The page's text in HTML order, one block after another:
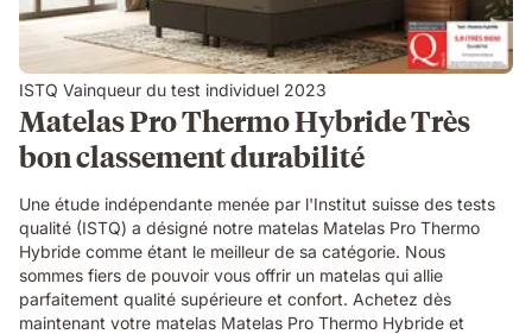
ISTQ Vainqueur du test individuel 2023
Matelas Pro Thermo Hybride Très
bon classement durabilité
Une étude indépendante menée par l'Institut suisse des tests
qualité (ISTQ) a désigné notre matelas Matelas Pro Thermo
Hybride comme étant le meilleur de sa catégorie. Nous
sommes fiers de pouvoir vous offrir un matelas qui allie
parfaitement qualité supérieure et confort. Achetez dès
maintenant votre matelas Matelas Pro Thermo Hybride et